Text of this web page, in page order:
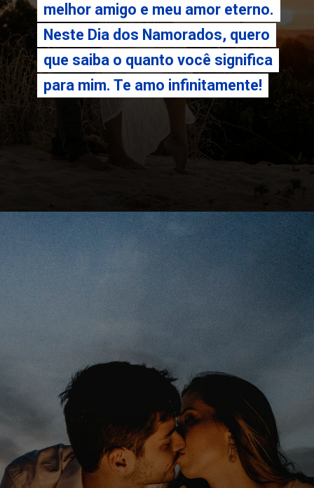
melhor amigo e meu amor eterno.
Neste Dia dos Namorados, quero
que saiba o quanto você significa
para mim. Te amo infinitamente!
melhor amigo e meu amor eterno.
Neste Dia dos Namorados, quero
que saiba o quanto você significa
para mim. Te amo infinitamente!